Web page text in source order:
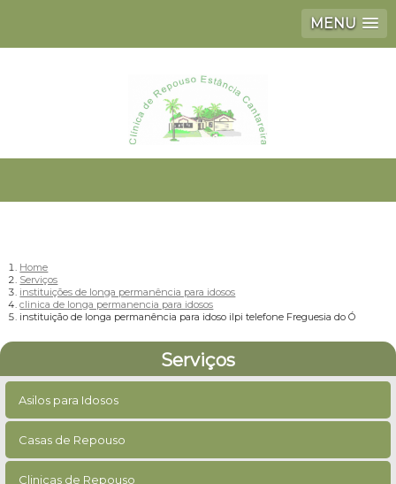
MENU
Home
Serviços
instituições de longa permanência para idosos
clinica de longa permanencia para idosos
instituição de longa permanência para idoso ilpi telefone Freguesia do Ó
Serviços
Asilos para Idosos
Casas de Repouso
Clinicas de Repouso